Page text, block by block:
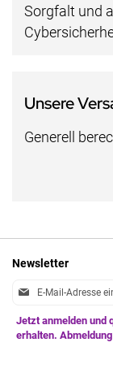
Sorgfalt und
Unsere
Generell
Newsletter
Anmeldung
Newsletter: